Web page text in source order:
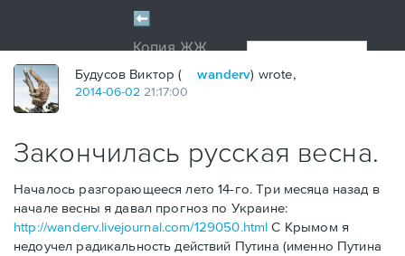
Будусов Виктор ( wanderv) wrote,
2014-06-02 21:17:00
Закончилась русская весна.
Началось разгорающееся лето 14-го. Три месяца назад в
начале весны я давал прогноз по Украине:
http://wanderv.livejournal.com/129050.html С Крымом я
недоучел радикальность действий Путина (именно Путина